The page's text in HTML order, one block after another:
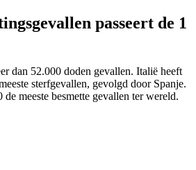
passeert de 1
dan 52.000 doden gevallen. Italië heeft
sterfgevallen, gevolgd door Spanje.
meeste besmette gevallen ter wereld.